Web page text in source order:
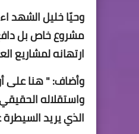
وحيّا خليل الشهد
مشروع خاص بل
ارتهانه لمشاريع
وأضاف: " هنا على
واستقلاله
الذي يريد